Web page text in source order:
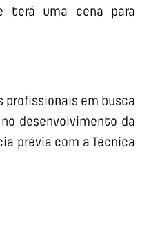
terá uma cena para
em busca
desenvolvimento da
prévia com a Técnica